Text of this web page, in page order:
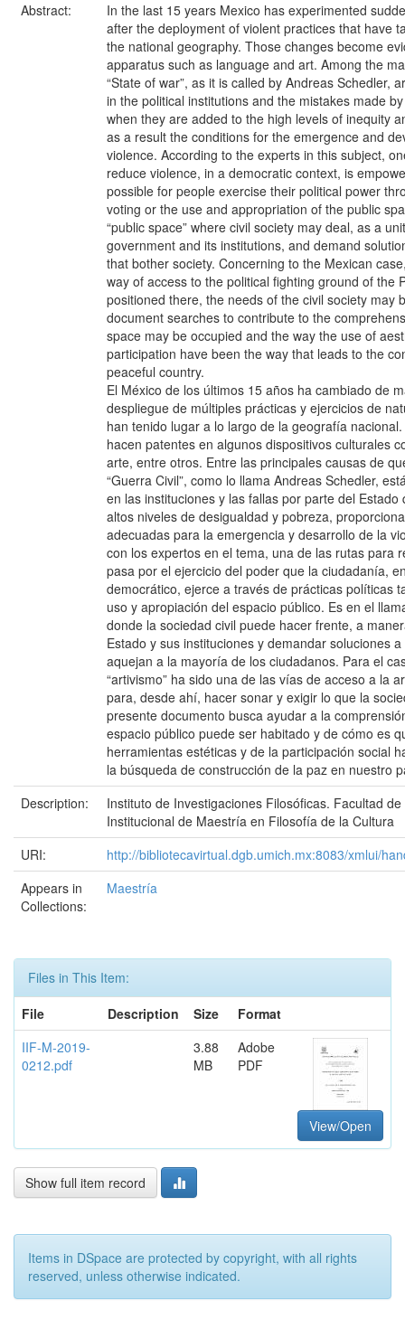
Abstract:
In the last 15 years Mexico has experimented
after the deployment of violent practices that have
the national geography. Those changes become
apparatus such as language and art. Among the
“State of war”, as it is called by Andreas Schedler,
in the political institutions and the mistakes made
when they are added to the high levels of inequity
as a result the conditions for the emergence and
violence. According to the experts in this subject,
reduce violence, in a democratic context, is
possible for people exercise their political power
voting or the use and appropriation of the public
“public space” where civil society may deal, as a
government and its institutions, and demand
that bother society. Concerning to the Mexican
way of access to the political fighting ground of the
positioned there, the needs of the civil society may
document searches to contribute to the
space may be occupied and the way the use of
participation have been the way that leads to the
peaceful country.
El México de los últimos 15 años ha cambiado de
despliegue de múltiples prácticas y ejercicios de
han tenido lugar a lo largo de la geografía
hacen patentes en algunos dispositivos culturales
arte, entre otros. Entre las principales causas de
“Guerra Civil”, como lo llama Andreas Schedler,
en las instituciones y las fallas por parte del Estado
altos niveles de desigualdad y pobreza,
adecuadas para la emergencia y desarrollo de la
con los expertos en el tema, una de las rutas para
pasa por el ejercicio del poder que la ciudadanía,
democrático, ejerce a través de prácticas políticas
uso y apropiación del espacio público. Es en el
donde la sociedad civil puede hacer frente, a
Estado y sus instituciones y demandar soluciones
aquejan a la mayoría de los ciudadanos. Para el
“artivismo” ha sido una de las vías de acceso a la
para, desde ahí, hacer sonar y exigir lo que la
presente documento busca ayudar a la
espacio público puede ser habitado y de cómo es
herramientas estéticas y de la participación social
la búsqueda de construcción de la paz en nuestro
Description:
Instituto de Investigaciones Filosóficas. Facultad
Institucional de Maestría en Filosofía de la Cultura
URI:
http://bibliotecavirtual.dgb.umich.mx:8083/xmlui/
Appears in
Collections:
Maestría
Files in This Item:
File
Description Size
Format
IIF-M-2019-
0212.pdf
3.88
MB
Adobe
PDF
View/Open
Show full item record
Items in DSpace are protected by copyright, with all rights
reserved, unless otherwise indicated.